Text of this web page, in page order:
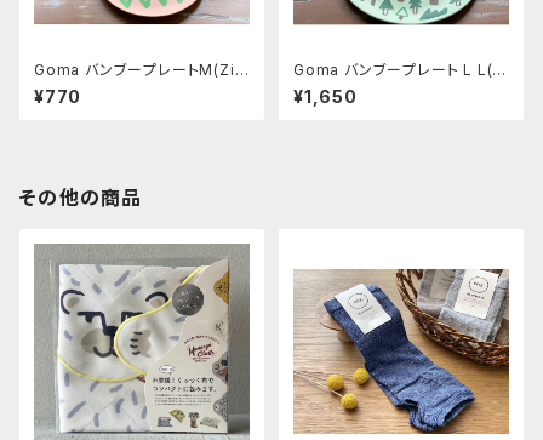
Goma バンブープレートM(Zig
zag)
¥770
Goma バンブープレート L L(F
orest)
¥1,650
その他の商品